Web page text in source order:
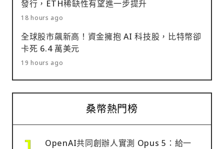
發行，ETH稀缺性有望進一步提升
18 hours ago
全球股市飆新高！資金擁抱 AI 科技股，比特幣卻
卡死 6.4 萬美元
19 hours ago
桑幣熱門榜
OpenAI共同創辦人實測 Opus 5：給一